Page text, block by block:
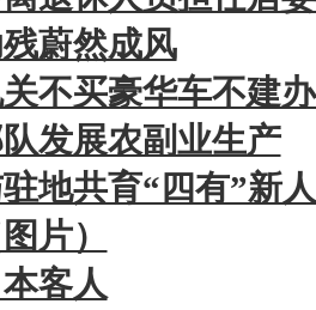
蔚然成风
不买豪华车不建
发展农副业生产
地共育“四有”新人
片）
客人